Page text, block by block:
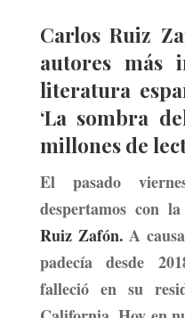
Carlos Ruiz
autores más
literatura
‘La sombra
millones de
El pasado
despertamos con
Ruiz Zafón. A
padecía desde
falleció en su